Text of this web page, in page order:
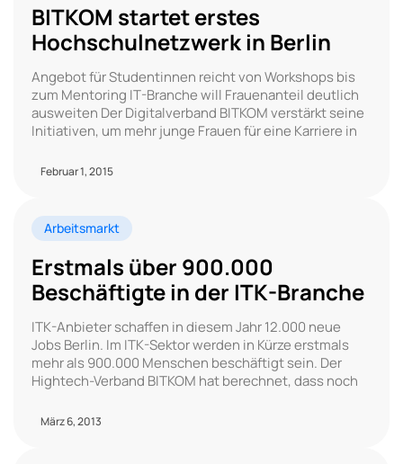
BITKOM startet erstes
Hochschulnetzwerk in Berlin
Angebot für Studentinnen reicht von Workshops bis
zum Mentoring IT-Branche will Frauenanteil deutlich
ausweiten Der Digitalverband BITKOM verstärkt seine
Initiativen, um mehr junge Frauen für eine Karriere in
Februar 1, 2015
Arbeitsmarkt
Erstmals über 900.000
Beschäftigte in der ITK-Branche
ITK-Anbieter schaffen in diesem Jahr 12.000 neue
Jobs Berlin. Im ITK-Sektor werden in Kürze erstmals
mehr als 900.000 Menschen beschäftigt sein. Der
Hightech-Verband BITKOM hat berechnet, dass noch
März 6, 2013